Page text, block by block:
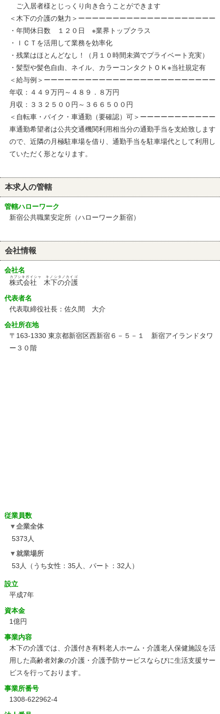
ご入居者様とじっくり向き合うことができます
＜木下の介護の魅力＞ーーーーーーーーーーーーーーーーーーーー
・年間休日数 １２０日 ※業界トップクラス
・ＩＣＴを活用して業務を効率化
・残業はほとんどなし！（月１０時間未満でプライベート充実）
・髪型や髪色自由、ネイル、カラーコンタクトＯＫ※当社規定有
＜給与例＞ーーーーーーーーーーーーーーーーーーーーーーーーー
年収：４４９万円～４８９．８万円
月収：３３２５００円～３６６５００円
＜自転車・バイク・車通勤（要確認）可＞ーーーーーーーーーーー
車通勤希望者は公共交通機関利用相当分の通勤手当を支給致します
ので、近隣の月極駐車場を借り、通勤手当を駐車場代として利用し
ていただく形となります。
本求人の管轄
管轄ハローワーク
新宿公共職業安定所（ハローワーク新宿）
会社情報
会社名
株式会社 木下の介護
カブシキガイシャ キノシタノカイゴ
代表者名
代表取締役社長：佐久間 大介
会社所在地
〒163-1330 東京都新宿区西新宿６－５－１ 新宿アイランドタワ
ー３０階
従業員数
企業全体
5373人
就業場所
53人（うち女性：35人、パート：32人）
設立
平成7年
資本金
1億円
事業内容
木下の介護では、介護付き有料老人ホーム・介護老人保健施設を活
用した高齢者対象の介護・介護予防サービスならびに生活支援サー
ビスを行っております。
事業所番号
1308-622962-4